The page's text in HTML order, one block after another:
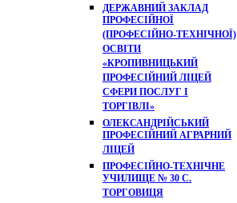
ДЕРЖАВНИЙ ЗАКЛАД
ПРОФЕСІЙНОЇ
(ПРОФЕСІЙНО-ТЕХНІЧНОЇ)
ОСВІТИ
«КРОПИВНИЦЬКИЙ
ПРОФЕСІЙНИЙ ЛІЦЕЙ
СФЕРИ ПОСЛУГ І
ТОРГІВЛІ»
ОЛЕКСАНДРІЙСЬКИЙ
ПРОФЕСІЙНИЙ АГРАРНИЙ
ЛІЦЕЙ
ПРОФЕСІЙНО-ТЕХНІЧНЕ
УЧИЛИЩЕ № 30 С.
ТОРГОВИЦЯ